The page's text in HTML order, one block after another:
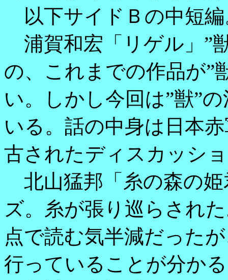
以下サイドＢの中短編
浦賀和宏「リゲル」”
の、これまでの作品が”
い。しかし今回は”獣”
いる。話の中身は日本
古されたディスカッシ
北山猛邦「糸の森の姫
ズ。糸が張り巡らされ
点で読む気半減だった
行っていることが分か